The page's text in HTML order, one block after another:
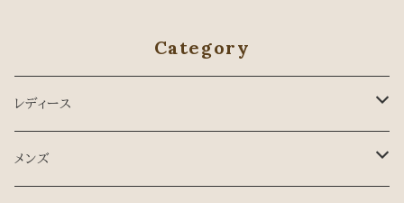
Category
レディース
スタンダード
メンズ